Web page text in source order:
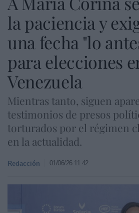
la paciencia y
una fecha "lo
para elecciones
Venezuela
Mientras tanto, siguen
testimonios de presos
torturados por el régimen
en la actualidad.
Redacción 01/06/26 11:42